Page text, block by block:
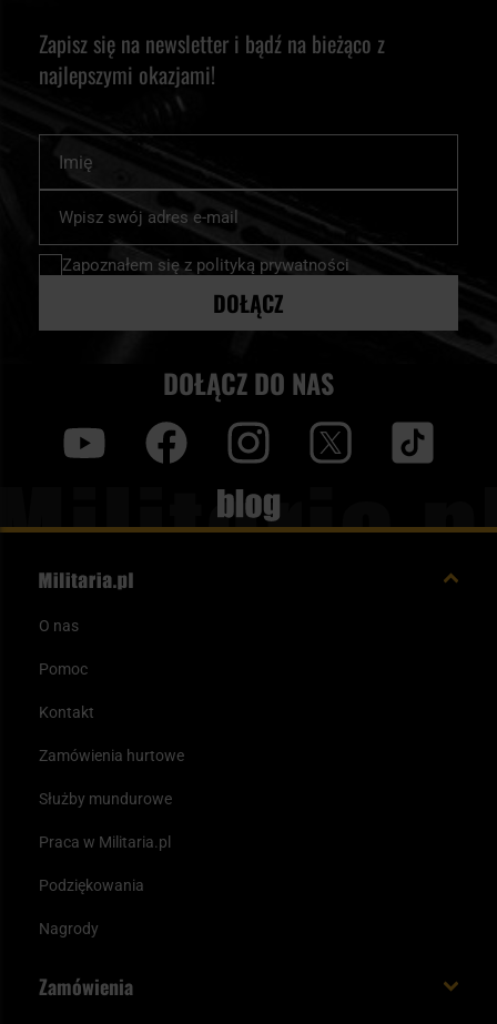
Zapisz się na newsletter i bądź na bieżąco z
najlepszymi okazjami!
nasz
newsletter:
Zapoznałem się z polityką prywatności
DOŁĄCZ
DOŁĄCZ DO NAS
Blog
O nas
Pomoc
Kontakt
Zamówienia hurtowe
Służby mundurowe
Praca w Militaria.pl
Podziękowania
Nagrody
Zamówienia